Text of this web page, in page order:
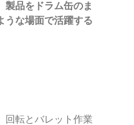
製品をドラム缶のま
うな場面で活躍する
回転とバレット作業